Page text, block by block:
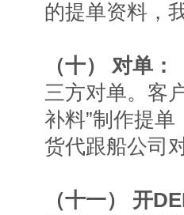
的提单资料，
（十） 对单：
三方对单。客
补料”制作提
货代跟船公司
（十一） 开